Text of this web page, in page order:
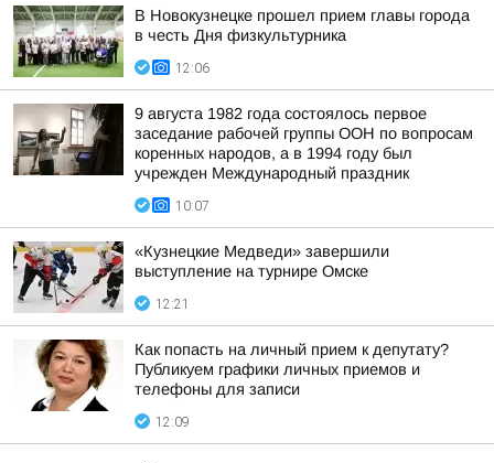
В Новокузнецке прошел прием главы города
в честь Дня физкультурника
12:06
9 августа 1982 года состоялось первое
заседание рабочей группы ООН по вопросам
коренных народов, а в 1994 году был
учрежден Международный праздник
10:07
«Кузнецкие Медведи» завершили
выступление на турнире Омске
12:21
Как попасть на личный прием к депутату?
Публикуем графики личных приемов и
телефоны для записи
12:09